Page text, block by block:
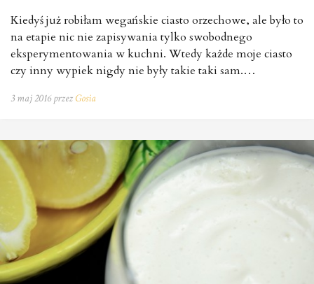
Kiedyś już robiłam wegańskie ciasto orzechowe, ale było to
na etapie nic nie zapisywania tylko swobodnego
eksperymentowania w kuchni. Wtedy każde moje ciasto
czy inny wypiek nigdy nie były takie taki sam.…
3 maj 2016 przezGosia